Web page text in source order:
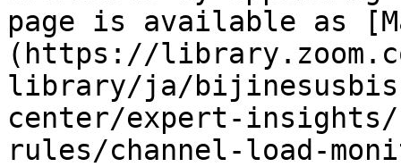
page is available as
(https://
library/ja/
center/expert-insights/
rules/channel-load-